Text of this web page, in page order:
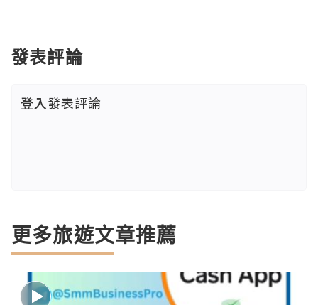
發表評論
登入發表評論
更多旅遊文章推薦